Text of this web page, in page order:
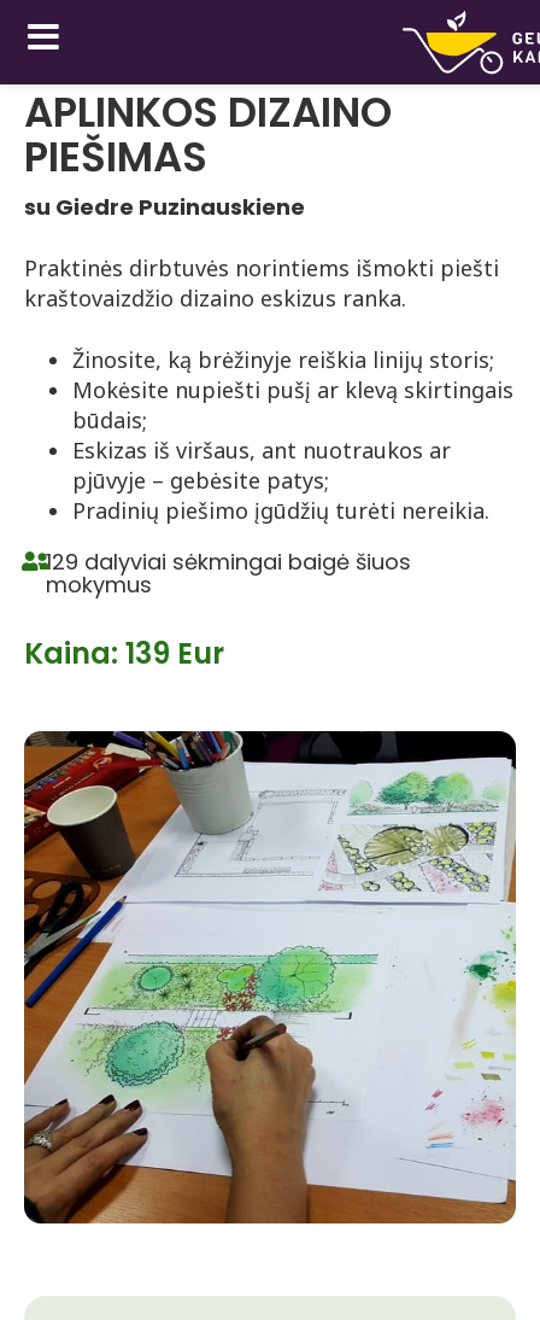
APLINKOS DIZAINO
PIEŠIMAS
su Giedre Puzinauskiene
Praktinės dirbtuvės norintiems išmokti piešti
kraštovaizdžio dizaino eskizus ranka.
Žinosite, ką brėžinyje reiškia linijų storis;
Mokėsite nupiešti pušį ar klevą skirtingais
būdais;
Eskizas iš viršaus, ant nuotraukos ar
pjūvyje – gebėsite patys;
Pradinių piešimo įgūdžių turėti nereikia.
129 dalyviai sėkmingai baigė šiuos
mokymus
Kaina: 139 Eur